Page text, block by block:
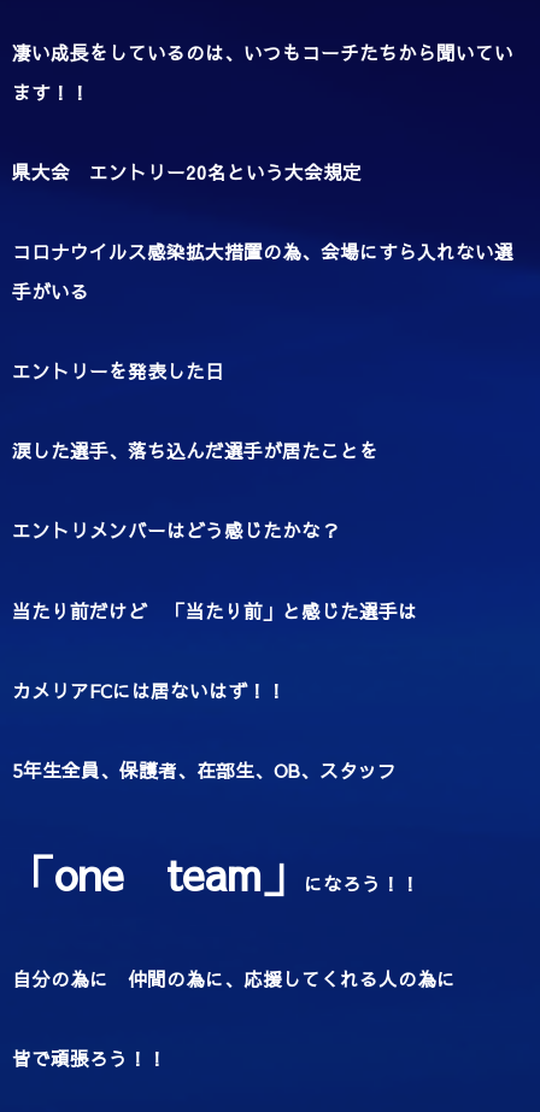
凄い成長をしているのは、いつもコーチたちから聞いてい
ます！！
県大会 エントリー20名という大会規定
コロナウイルス感染拡大措置の為、会場にすら入れない選
手がいる
エントリーを発表した日
涙した選手、落ち込んだ選手が居たことを
エントリメンバーはどう感じたかな？
当たり前だけど 「当たり前」と感じた選手は
カメリアFCには居ないはず！！
5年生全員、保護者、在部生、OB、スタッフ
「one team」 になろう！！
自分の為に 仲間の為に、応援してくれる人の為に
皆で頑張ろう！！